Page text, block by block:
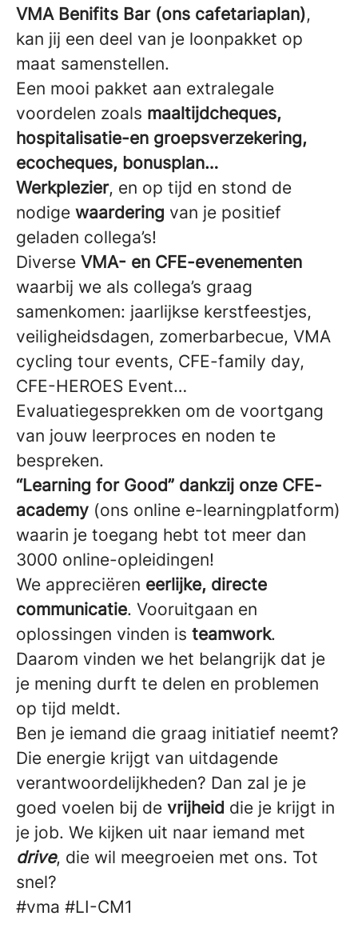
VMA Benifits Bar (ons cafetariaplan),
kan jij een deel van je loonpakket op
maat samenstellen.
Een mooi pakket aan extralegale
voordelen zoals maaltijdcheques,
hospitalisatie-en groepsverzekering,
ecocheques, bonusplan…
Werkplezier, en op tijd en stond de
nodige waardering van je positief
geladen collega’s!
Diverse VMA- en CFE-evenementen
waarbij we als collega’s graag
samenkomen: jaarlijkse kerstfeestjes,
veiligheidsdagen, zomerbarbecue, VMA
cycling tour events, CFE-family day,
CFE-HEROES Event…
Evaluatiegesprekken om de voortgang
van jouw leerproces en noden te
bespreken.
“Learning for Good” dankzij onze CFE-
academy (ons online e-learningplatform)
waarin je toegang hebt tot meer dan
3000 online-opleidingen!
We appreciëren eerlijke, directe
communicatie. Vooruitgaan en
oplossingen vinden is teamwork.
Daarom vinden we het belangrijk dat je
je mening durft te delen en problemen
op tijd meldt.
Ben je iemand die graag initiatief neemt?
Die energie krijgt van uitdagende
verantwoordelijkheden? Dan zal je je
goed voelen bij de vrijheid die je krijgt in
je job. We kijken uit naar iemand met
drive, die wil meegroeien met ons. Tot
snel?
#vma #LI-CM1